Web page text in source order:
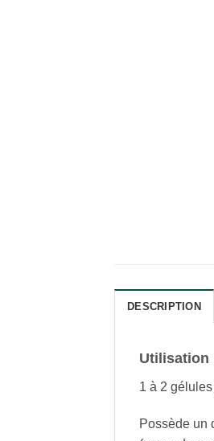
DESCRIPTION
Utilisation
1 à 2
Possède un